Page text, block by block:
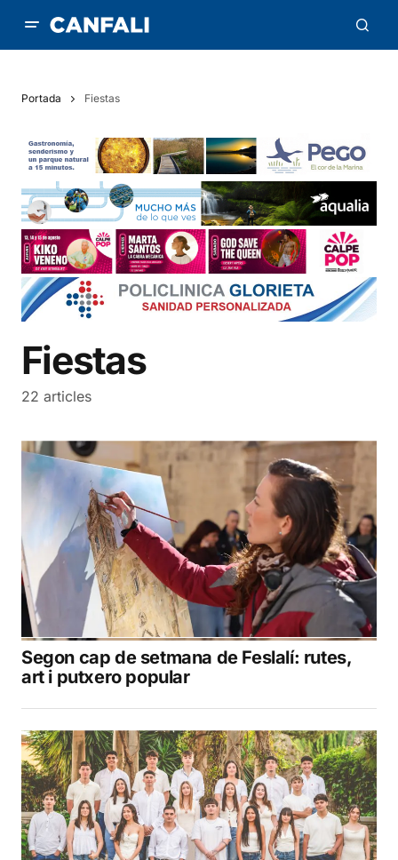
Portada Fiestas
Fiestas
22 articles
Segon cap de setmana de Feslalí: rutes,
art i putxero popular